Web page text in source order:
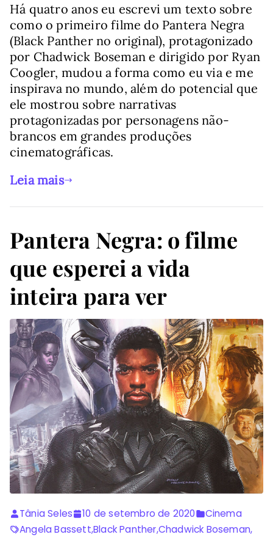
Há quatro anos eu escrevi um texto sobre
como o primeiro filme do Pantera Negra
(Black Panther no original), protagonizado
por Chadwick Boseman e dirigido por Ryan
Coogler, mudou a forma como eu via e me
inspirava no mundo, além do potencial que
ele mostrou sobre narrativas
protagonizadas por personagens não-
brancos em grandes produções
cinematográficas.
Leia mais
Pantera Negra: o filme
que esperei a vida
inteira para ver
Tânia Seles 10 de setembro de 2020
Cinema
Angela Bassett,Black Panther,Chadwick Boseman,